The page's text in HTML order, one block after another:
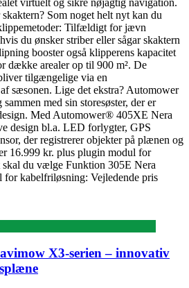
virtuelt og sikre nøjagtig navigation.
Som noget helt nyt kan du
Tilfældigt for jævn
du ønsker striber eller sågar skaktern
booster også klipperens kapacitet
dække arealer op til 900 m². De
tilgængelige via en
sæsonen. Lige det ekstra? Automower
med sin storesøster, der er
Med Automower® 405XE Nera
design bl.a. LED forlygter, GPS
der registrerer objekter på plænen og
16.999 kr. plus plugin modul for
du vælge Funktion 305E Nera
kabelfriløsning: Vejledende pris
X3-serien – innovativ